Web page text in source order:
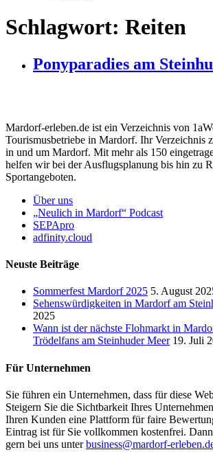
Schlagwort: Reiten
Ponyparadies am
Mardorf-erleben.de ist ein Verzeichnis von
Tourismusbetriebe in Mardorf. Ihr Verzeichnis
in und um Mardorf. Mit mehr als 150
helfen wir bei der Ausflugsplanung bis hin zu
Sportangeboten.
Über uns
„Neulich in Mardorf“ Podcast
SEPApro
adfinity.cloud
Neuste Beiträge
Sommerfest Mardorf 2025 5. August
Sehenswürdigkeiten in Mardorf am
2025
Wann ist der nächste Flohmarkt in
Trödelfans am Steinhuder Meer 19. Juli
Für Unternehmen
Sie führen ein Unternehmen, dass für diese
Steigern Sie die Sichtbarkeit Ihres
Ihren Kunden eine Plattform für faire
Eintrag ist für Sie vollkommen kostenfrei.
gern bei uns unterbusiness@mardorf-